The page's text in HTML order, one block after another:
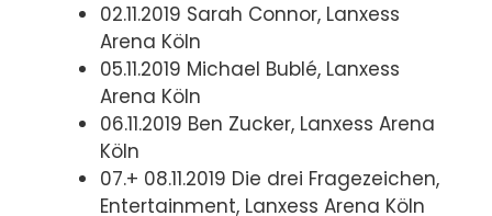
02.11.2019 Sarah Connor, Lanxess
Arena Köln
05.11.2019 Michael Bublé, Lanxess
Arena Köln
06.11.2019 Ben Zucker, Lanxess Arena
Köln
07.+ 08.11.2019 Die drei Fragezeichen,
Entertainment, Lanxess Arena Köln